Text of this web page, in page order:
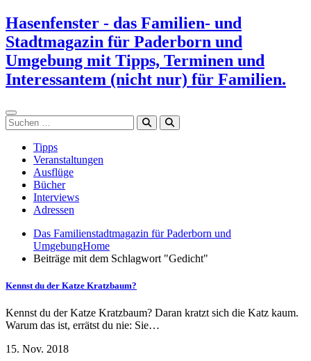
Zum
Inhalt
springen
Hasenfenster - das Familien- und
Stadtmagazin für Paderborn und
Umgebung mit Tipps, Terminen und
Interessantem (nicht nur) für Familien.
Suchen
Tipps
Veranstaltungen
Ausflüge
Bücher
Interviews
Adressen
Das Familienstadtmagazin für Paderborn und
UmgebungHome
Beiträge mit dem Schlagwort "Gedicht"
Kennst du der Katze Kratzbaum?
Kennst du der Katze Kratzbaum? Daran kratzt sich die Katz kaum.
Warum das ist, errätst du nie: Sie…
15. Nov. 2018